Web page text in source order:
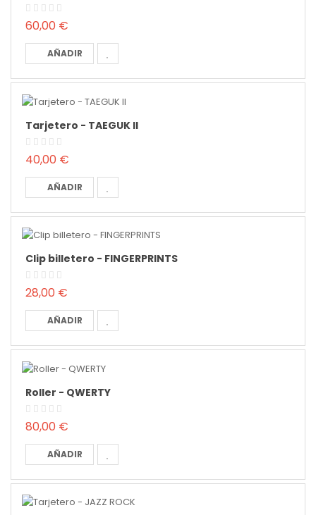
60,00 €
AÑADIR
Tarjetero - TAEGUK II
40,00 €
AÑADIR
Clip billetero - FINGERPRINTS
28,00 €
AÑADIR
Roller - QWERTY
80,00 €
AÑADIR